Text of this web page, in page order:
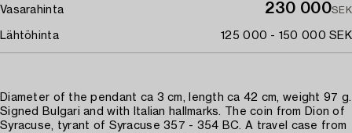
Vasarahinta 230 000SEK
Lähtöhinta 125 000 - 150 000 SEK
Diameter of the pendant ca 3 cm, length ca 42 cm, weight 97 g.
Signed Bulgari and with Italian hallmarks. The coin from Dion of
Syracuse, tyrant of Syracuse 357 - 354 BC. A travel case from